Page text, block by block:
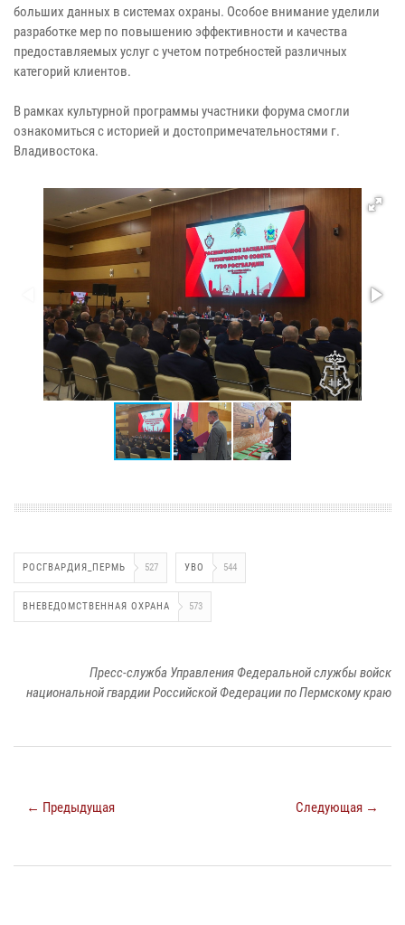
больших данных в системах охраны. Особое внимание уделили
разработке мер по повышению эффективности и качества
предоставляемых услуг с учетом потребностей различных
категорий клиентов.
В рамках культурной программы участники форума смогли
ознакомиться с историей и достопримечательностями г.
Владивостока.
РОСГВАРДИЯ_ПЕРМЬ 527 УВО 544
ВНЕВЕДОМСТВЕННАЯ ОХРАНА 573
Пресс-служба Управления Федеральной службы войск
национальной гвардии Российской Федерации по Пермскому краю
← Предыдущая Следующая →